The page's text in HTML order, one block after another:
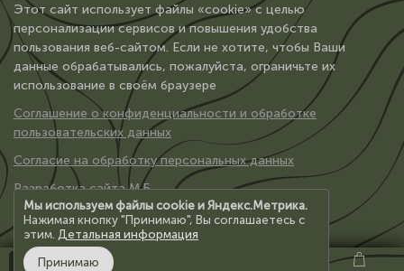
Каталог
Этот сайт использует файлы «cookie» с целью
персонализации сервисов и повышения удобства
пользования веб-сайтом. Если не хотите, чтобы Ваши
данные обрабатывались, пожалуйста, ограничьте их
использование в своём браузере
Соглашение о конфиденциальности и обработке
пользовательских данных
Согласие на обработку персональных данных
Разработка сайта М.Б.
Мы используем файлы cookie и Яндекс.Метрика.
Нажимая кнопку "Принимаю", Вы соглашаетесь с
этим. Детальная информация
Принимаю